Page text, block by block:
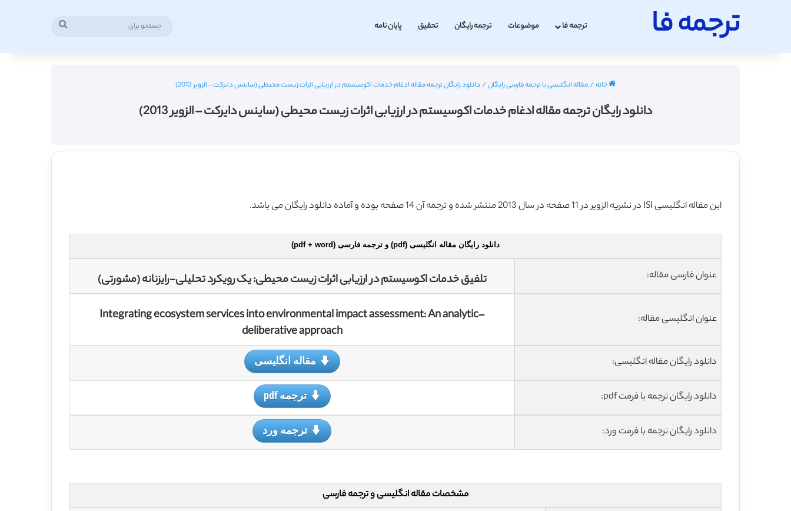
ترجمه فا ترجمه فا موضوعات ترجمه رایگان تحقیق پایان نامه
خانه/مقاله انگلیسی با ترجمه فارسی رایگان/ دانلود رایگان ترجمه مقاله ادغام خدمات اکوسیستم در ارزیابی اثرات زیست محیطی (ساینس دایرکت – الزویر 2013)
دانلود رایگان ترجمه مقاله ادغام خدمات اکوسیستم در ارزیابی اثرات زیست محیطی (ساینس دایرکت – الزویر 2013)
این مقاله انگلیسی ISI در نشریه الزویر در 11 صفحه در سال 2013 منتشر شده و ترجمه آن 14 صفحه بوده و آماده دانلود رایگان می باشد.
دانلود رایگان مقاله انگلیسی (pdf) و ترجمه فارسی (pdf + word)
عنوان فارسی مقاله: تلفیق خدمات اکوسیستم در ارزیابی اثرات زیست محیطی: یک رویکرد تحلیلی-رایزنانه (مشورتی)
عنوان انگلیسی مقاله:
Integrating ecosystem services into environmental impact assessment: An analytic–
deliberative approach
دانلود رایگان مقاله انگلیسی: مقاله انگلیسی
دانلود رایگان ترجمه با فرمت pdf: ترجمه pdf
دانلود رایگان ترجمه با فرمت ورد: ترجمه ورد
مشخصات مقاله انگلیسی و ترجمه فارسی